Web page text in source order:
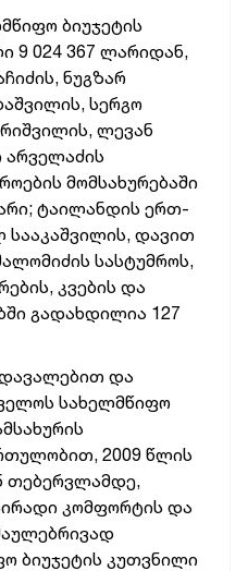
ბიუჯეტის
9 024 367 ლარიდან,
ნუგზარ
სერგო
ლევან
არველაძის
მომსახურებაში
ტაილანდის ერთ-
სააკაშვილის, დავით
სასტუმროს,
კვების და
გადახდილია 127
დავალებით და
სახელმწიფო
2009 წლის
თებერვლამდე,
კომფორტის და
ბიუჯეტის კუთვნილი